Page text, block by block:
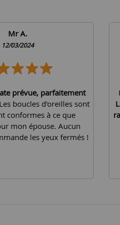
Mr A.
12/03/2024
prévue, parfaitement
boucles d'oreilles sont
conformes à ce que
mon épouse. Aucun
les yeux fermés !